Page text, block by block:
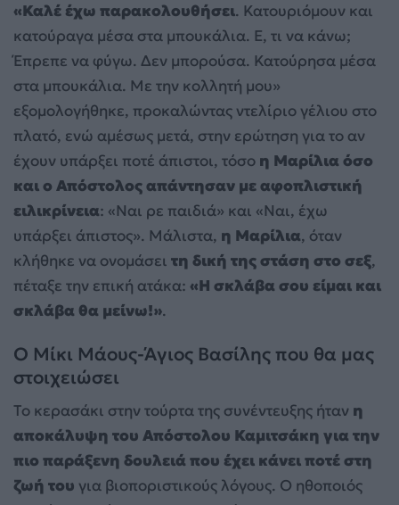
«Καλέ έχω παρακολουθήσει. Κατουριόμουν και
κατούραγα μέσα στα μπουκάλια. Ε, τι να κάνω;
Έπρεπε να φύγω. Δεν μπορούσα. Κατούρησα μέσα
στα μπουκάλια. Με την κολλητή μου»
εξομολογήθηκε, προκαλώντας ντελίριο γέλιου στο
πλατό, ενώ αμέσως μετά, στην ερώτηση για το αν
έχουν υπάρξει ποτέ άπιστοι, τόσο η Μαρίλια όσο
και ο Απόστολος απάντησαν με αφοπλιστική
ειλικρίνεια: «Ναι ρε παιδιά» και «Ναι, έχω
υπάρξει άπιστος». Μάλιστα, η Μαρίλια, όταν
κλήθηκε να ονομάσει τη δική της στάση στο σεξ,
πέταξε την επική ατάκα: «Η σκλάβα σου είμαι και
σκλάβα θα μείνω!».
Ο Μίκι Μάους-Άγιος Βασίλης που θα μας
στοιχειώσει
Το κερασάκι στην τούρτα της συνέντευξης ήταν η
αποκάλυψη του Απόστολου Καμιτσάκη για την
πιο παράξενη δουλειά που έχει κάνει ποτέ στη
ζωή του για βιοποριστικούς λόγους. Ο ηθοποιός